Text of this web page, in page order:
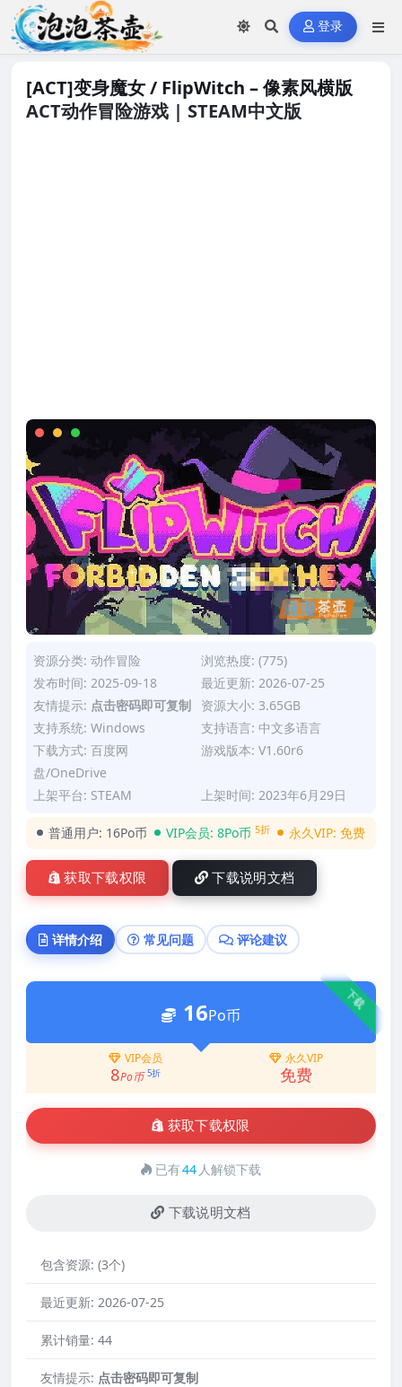
登录
[ACT]变身魔女 / FlipWitch – 像素风横版
ACT动作冒险游戏 | STEAM中文版
资源分类: 动作冒险
浏览热度: (775)
发布时间: 2025-09-18
最近更新: 2026-07-25
友情提示: 点击密码即可复制
资源大小: 3.65GB
支持系统: Windows
支持语言: 中文多语言
下载方式: 百度网
盘/OneDrive
游戏版本: V1.60r6
上架平台: STEAM 上架时间: 2023年6月29日
普通用户: 16Po币 VIP会员: 8Po币 5折 永久VIP: 免费
获取下载权限 下载说明文档
详情介绍 常见问题 评论建议
下载
16Po币
VIP会员
8Po币 5折
永久VIP
免费
获取下载权限
已有44 人解锁下载
下载说明文档
包含资源: (3个)
最近更新: 2026-07-25
累计销量: 44
友情提示: 点击密码即可复制